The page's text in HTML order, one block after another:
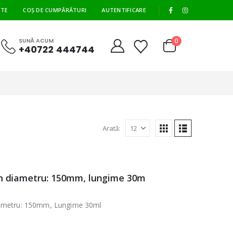
COȘ DE CUMPĂRĂTURI AUTENTIFICARE
SUNĂ ACUM
+40722 444744
0
Arată:
150mm, lungime 30m
150mm, Lungime 30ml